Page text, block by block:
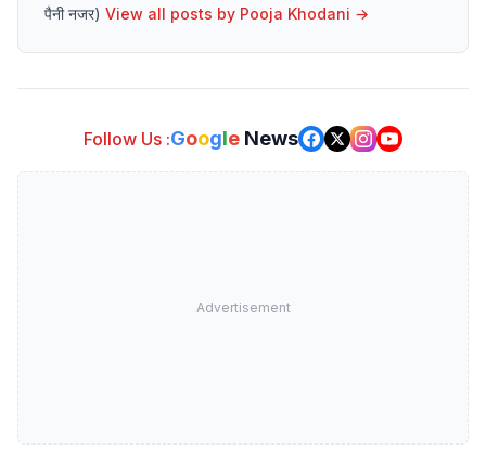
पैनी नजर) View all posts by Pooja Khodani →
Follow Us :Google News
Advertisement